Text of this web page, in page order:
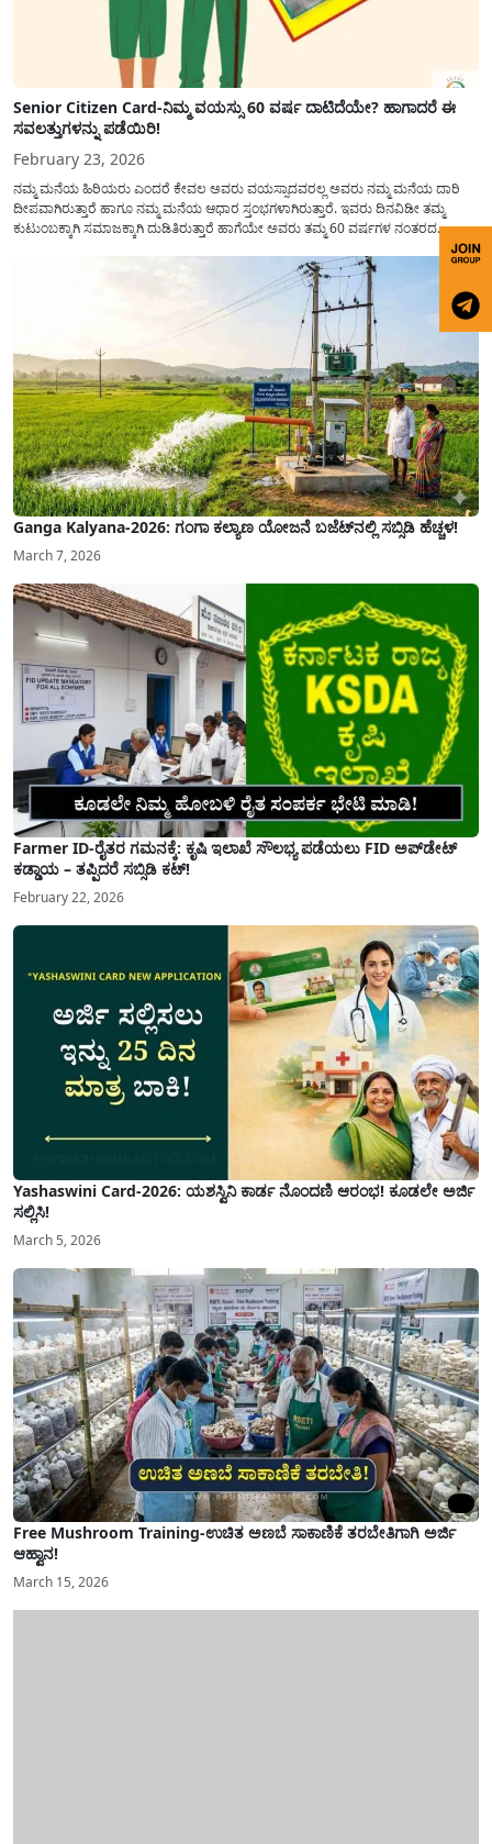
Senior Citizen Card-ನಿಮ್ಮ ವಯಸ್ಸು 60 ವರ್ಷ ದಾಟಿದೆಯೇ? ಹಾಗಾದರೆ ಈ
ಸವಲತ್ತುಗಳನ್ನು ಪಡೆಯಿರಿ!
February 23, 2026
ನಮ್ಮ ಮನೆಯ ಹಿರಿಯರು ಎಂದರೆ ಕೇವಲ ಅವರು ವಯಸ್ಸಾದವರಲ್ಲ ಅವರು ನಮ್ಮ ಮನೆಯ ದಾರಿ
ದೀಪವಾಗಿರುತ್ತಾರೆ ಹಾಗೂ ನಮ್ಮ ಮನೆಯ ಆಧಾರ ಸ್ತಂಭಗಳಾಗಿರುತ್ತಾರೆ. ಇವರು ದಿನವಿಡೀ ತಮ್ಮ
ಕುಟುಂಬಕ್ಕಾಗಿ ಸಮಾಜಕ್ಕಾಗಿ ದುಡಿತಿರುತ್ತಾರೆ ಹಾಗೆಯೇ ಅವರು ತಮ್ಮ 60 ವರ್ಷಗಳ ನಂತರದ
ಜೀವನವನ್ನು ನೆಮ್ಮದಿಯಿಂದ ಕಳೆಯಬೇಕೆಂಬುದು ಪ್ರತಿಯೊಬ್ಬರ ಕನಸಾಗಿರುತ್ತದೆ ಆದ್ದರಿಂದ ಸರ್ಕಾರವು
Ganga Kalyana-2026: ಗಂಗಾ ಕಲ್ಯಾಣ ಯೋಜನೆ ಬಜೆಟ್‌ನಲ್ಲಿ ಸಬ್ಸಿಡಿ ಹೆಚ್ಚಳ!
March 7, 2026
Farmer ID-ರೈತರ ಗಮನಕ್ಕೆ: ಕೃಷಿ ಇಲಾಖೆ ಸೌಲಭ್ಯ ಪಡೆಯಲು FID ಅಪ್‌ಡೇಟ್
ಕಡ್ಡಾಯ – ತಪ್ಪಿದರೆ ಸಬ್ಸಿಡಿ ಕಟ್!
February 22, 2026
Yashaswini Card-2026: ಯಶಸ್ವಿನಿ ಕಾರ್ಡ ನೊಂದಣಿ ಆರಂಭ! ಕೂಡಲೇ ಅರ್ಜಿ
ಸಲ್ಲಿಸಿ!
March 5, 2026
Free Mushroom Training-ಉಚಿತ ಅಣಬೆ ಸಾಕಾಣಿಕೆ ತರಬೇತಿಗಾಗಿ ಅರ್ಜಿ
ಆಹ್ವಾನ!
March 15, 2026